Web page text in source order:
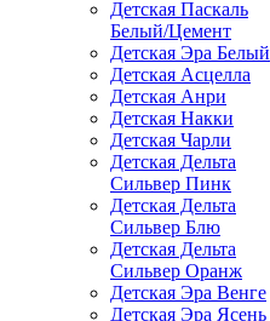
Детская Паскаль
Белый/Цемент
Детская Эра Белый
Детская Асцелла
Детская Анри
Детская Накки
Детская Чарли
Детская Дельта
Сильвер Пинк
Детская Дельта
Сильвер Блю
Детская Дельта
Сильвер Оранж
Детская Эра Венге
Детская Эра Ясень